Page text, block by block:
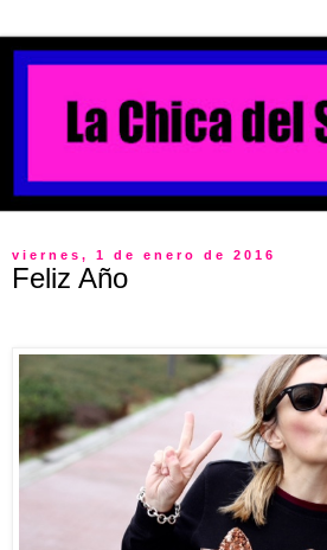
viernes, 1 de enero de 2016
Feliz Año